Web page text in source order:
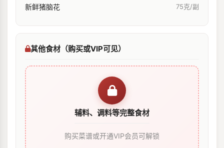
新鲜猪脑花 75克/副
其他食材（购买或VIP可见）
辅料、调料等完整食材
购买菜谱或开通VIP会员可解锁